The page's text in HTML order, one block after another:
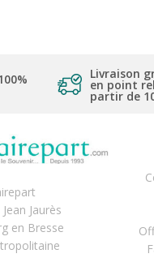
Livraison
en point
partir de
Jaurès
en Bresse